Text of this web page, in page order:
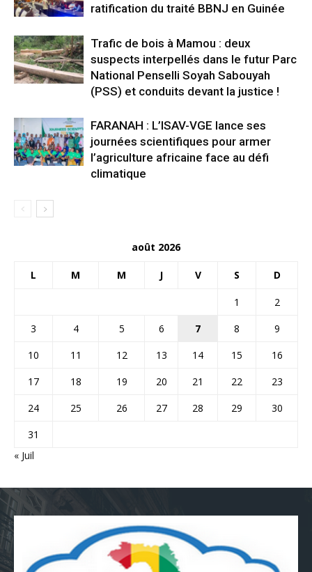
ratification du traité BBNJ en Guinée
Trafic de bois à Mamou : deux
suspects interpellés dans le futur Parc
National Penselli Soyah Sabouyah
(PSS) et conduits devant la justice !
FARANAH : L’ISAV-VGE lance ses
journées scientifiques pour armer
l’agriculture africaine face au défi
climatique
août 2026
L M M J V S D
1
2
3
4 5 6 7 8
9
10
11 12 13 14 15
16
17
18 19 20 21 22
23
24
25 26 27 28 29
30
31
« Juil